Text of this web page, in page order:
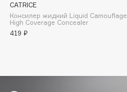
Bvlgari
by TERRY
CATRICE
Консилер жидкий Liquid Camouflage
High Coverage Concealer
419 ₽